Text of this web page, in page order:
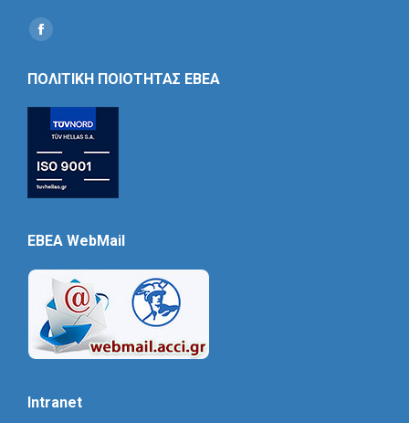
Find us on:
Social
ΠΟΛΙΤΙΚΗ ΠΟΙΟΤΗΤΑΣ ΕΒΕΑ
EBEA WebMail
Intranet